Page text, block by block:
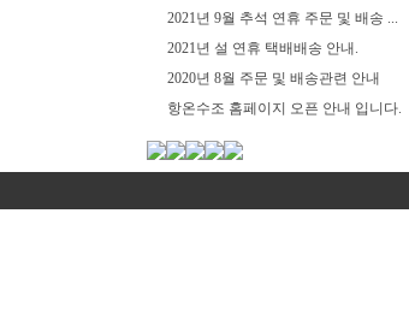
2021년 9월 추석 연휴 주문 및 배송 ...
2021년 설 연휴 택배배송 안내.
2020년 8월 주문 및 배송관련 안내
항온수조 홈페이지 오픈 안내 입니다.